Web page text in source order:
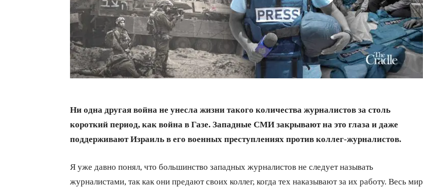
Ни одна другая война не унесла жизни такого количества журналистов за столь
короткий период, как война в Газе. Западные СМИ закрывают на это глаза и даже
поддерживают Израиль в его военных преступлениях против коллег-журналистов.
Я уже давно понял, что большинство западных журналистов не следует называть
журналистами, так как они предают своих коллег, когда тех наказывают за их работу. Весь мир